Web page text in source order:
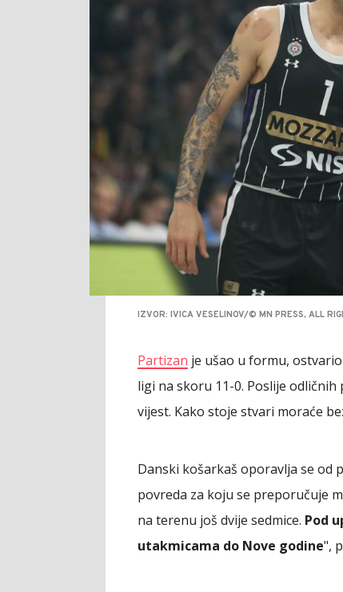
IZVOR: IVICA VESELINOV/© MN PRESS, ALL
Partizan je ušao u formu,
ligi na skoru 11-0. Poslije
vijest. Kako stoje stvari moraće
Danski košarkaš oporavlja se od
povreda za koju se preporučuje
na terenu još dvije sedmice. Pod
utakmicama do Nove godine",